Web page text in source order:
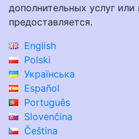
дополнительных услуг
предоставляется.
English
Polski
Українська
Español
Português
Slovenčina
Čeština